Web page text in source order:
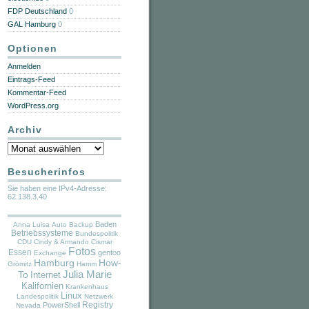
FDP Deutschland 0
GAL Hamburg 0
Optionen
Anmelden
Eintrags-Feed
Kommentar-Feed
WordPress.org
Archiv
Archiv
Besucherinfos
Sie haben eine IPv4-Adresse:
62.138.3.40
Anna Luisa Auto Backup Baden
Betriebssysteme Bundespolitik
CDU Cindy & Armando Cismar
Essen Exchange Fotos gentoo
Grömitz Hamburg Hamm How-
To Internet Julia Marie
Kalifornien Krankenhaus
Landespolitik Linux Netzwerk
Nevada PowerShell Registry